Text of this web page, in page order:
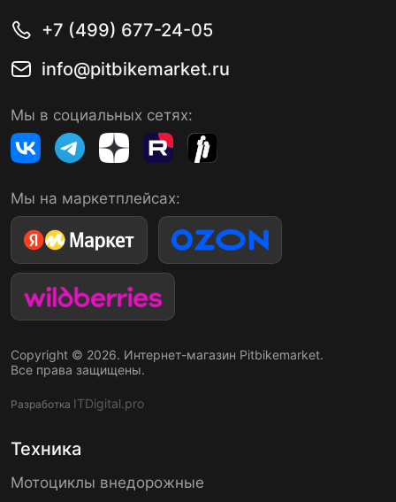
+7 (499) 677-24-05
info@pitbikemarket.ru
Мы в социальных сетях:
Мы на маркетплейсах:
Copyright © 2026. Интернет-магазин Pitbikemarket.
Все права защищены.
Разработка ITDigital.pro
Техника
Мотоциклы внедорожные